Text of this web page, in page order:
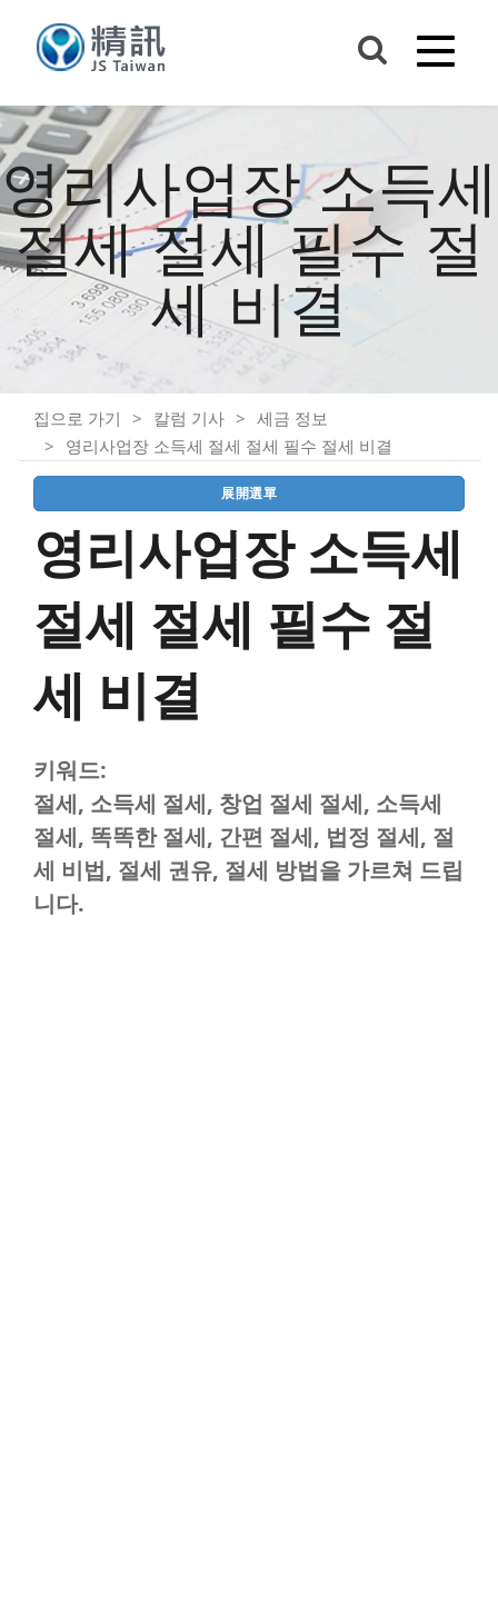
영리사업장 소득세
절세 절세 필수 절
세 비결
집으로 가기 칼럼 기사
세금 정보
영리사업장 소득세 절세 절세 필수 절세 비결
展開選單
영리사업장 소득세
절세 절세 필수 절
세 비결
키워드:
절세, 소득세 절세, 창업 절세 절세, 소득세
절세, 똑똑한 절세, 간편 절세, 법정 절세, 절
세 비법, 절세 권유, 절세 방법을 가르쳐 드립
니다.